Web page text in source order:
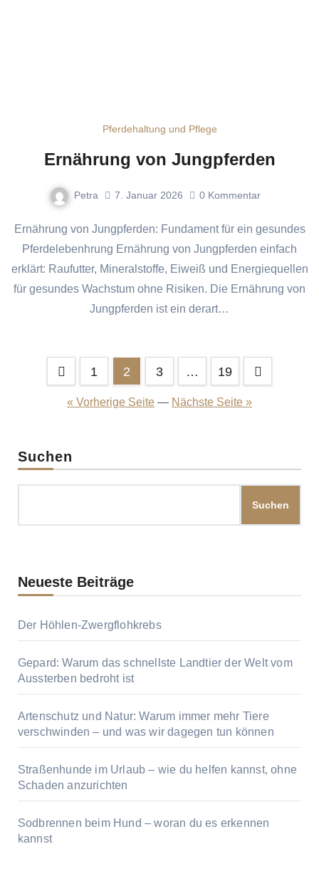
Pferdehaltung und Pflege
Ernährung von Jungpferden
Petra 7. Januar 2026 0 Kommentar
Ernährung von Jungpferden: Fundament für ein gesundes
Pferdelebenhrung Ernährung von Jungpferden einfach
erklärt: Raufutter, Mineralstoffe, Eiweiß und Energiequellen
für gesundes Wachstum ohne Risiken. Die Ernährung von
Jungpferden ist ein derart…
Seitennummerierung
1 2 3 … 19
« Vorherige Seite — Nächste Seite »
Suchen
Suchen
Neueste Beiträge
Der Höhlen-Zwergflohkrebs
Gepard: Warum das schnellste Landtier der Welt vom
Aussterben bedroht ist
Artenschutz und Natur: Warum immer mehr Tiere
verschwinden – und was wir dagegen tun können
Straßenhunde im Urlaub – wie du helfen kannst, ohne
Schaden anzurichten
Sodbrennen beim Hund – woran du es erkennen
kannst